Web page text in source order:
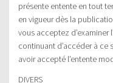
présente entente en tout
en vigueur dès la
vous acceptez d’examiner
continuant d’accéder à ce
avoir accepté l’entente
DIVERS